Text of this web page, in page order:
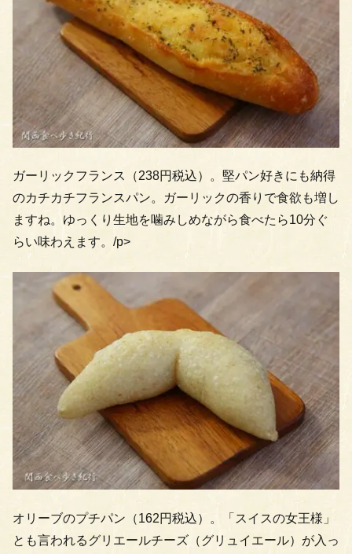
ガーリックフランス（238円税込）。堅パン好きにも納得
のカチカチフランスパン。ガーリックの香りで食欲も増し
ますね。ゆっくり生地を噛みしめながら食べたら10分ぐ
らい味わえます。/p>
オリーブのプチパン（162円税込）。「スイスの女王様」
とも言われるグリエールチーズ（グリュイエール）が入っ